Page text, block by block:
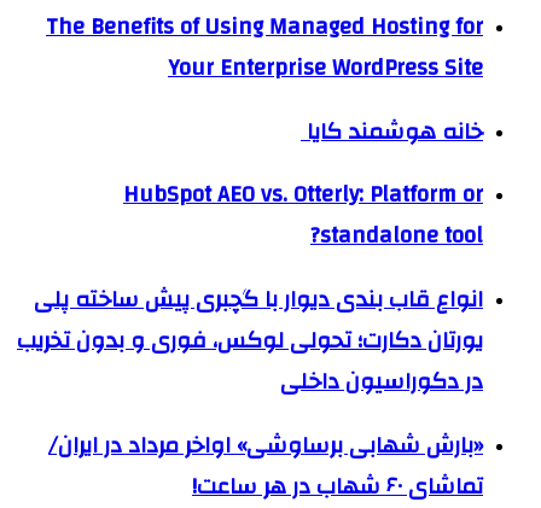
The Benefits of Using Managed Hosting for
Your Enterprise WordPress Site
خانه هوشمند کایا
HubSpot AEO vs. Otterly: Platform or
standalone tool?
انواع قاب بندی دیوار با گچبری پیش ساخته پلی
یورتان دکارت؛ تحولی لوکس، فوری و بدون تخریب
در دکوراسیون داخلی
«بارش شهابی برساوشی» اواخر مرداد در ایران/
تماشای ۶۰ شهاب در هر ساعت!